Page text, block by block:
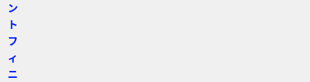
ン
ト
フ
ィ
ニ